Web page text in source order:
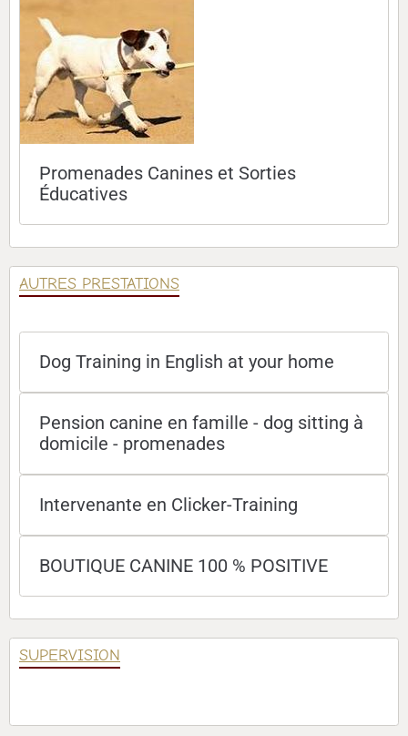
Promenades Canines et Sorties
Éducatives
AUTRES PRESTATIONS
Dog Training in English at your home
Pension canine en famille - dog sitting à
domicile - promenades
Intervenante en Clicker-Training
BOUTIQUE CANINE 100 % POSITIVE
SUPERVISION